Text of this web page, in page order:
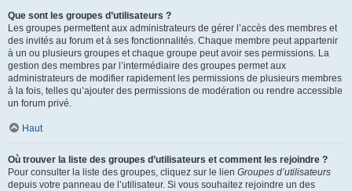
Que sont les groupes d’utilisateurs ?
Les groupes permettent aux administrateurs de gérer l’accès des membres et
des invités au forum et à ses fonctionnalités. Chaque membre peut appartenir
à un ou plusieurs groupes et chaque groupe peut avoir ses permissions. La
gestion des membres par l’intermédiaire des groupes permet aux
administrateurs de modifier rapidement les permissions de plusieurs membres
à la fois, telles qu’ajouter des permissions de modération ou rendre accessible
un forum privé.
Haut
Où trouver la liste des groupes d’utilisateurs et comment les rejoindre ?
Pour consulter la liste des groupes, cliquez sur le lien Groupes d’utilisateurs
depuis votre panneau de l’utilisateur. Si vous souhaitez rejoindre un des